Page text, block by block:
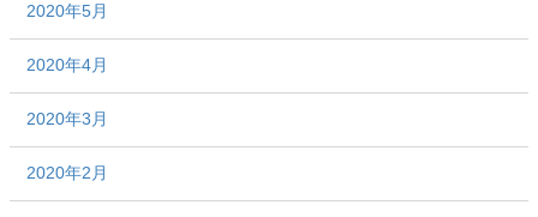
2020年5月
2020年4月
2020年3月
2020年2月